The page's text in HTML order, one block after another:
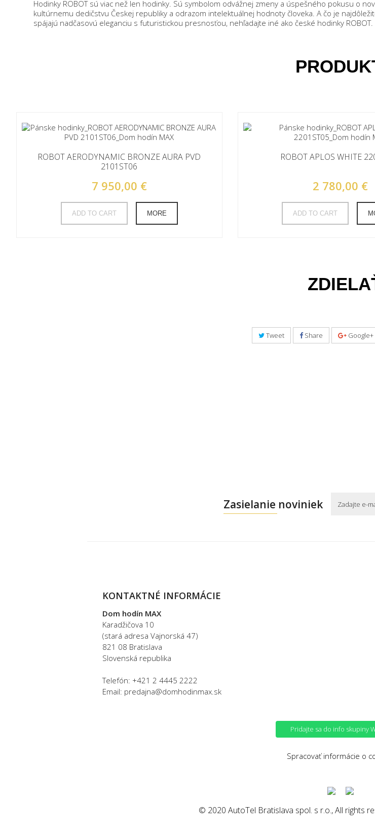
Hodinky ROBOT sú viac než len hodinky. Sú symbolom odvážnej zmeny a úspešného pokusu o
kultúrnemu dedičstvu Českej republiky a odrazom intelektuálnej hodnoty človeka. A čo je
spájajú nadčasovú eleganciu s futuristickou presnosťou, nehľadajte iné ako české hodinky ROBOT.
ROBOT AERODYNAMIC BRONZE AURA PVD
2101ST06
7 950,00 €
ADD TO CART MORE
ROBOT APLOS WHITE
2 780,00 €
ADD TO CART
Tweet Share Google+
Zasielanie noviniek
KONTAKTNÉ INFORMÁCIE
Dom hodín MAX
Karadžičova 10
(stará adresa Vajnorská 47)
821 08 Bratislava
Slovenská republika
Telefón: +421 2 4445 2222
Email: predajna@domhodinmax.sk
Pridajte sa do info skupiny
Spracovať informácie o
© 2020 AutoTel Bratislava spol. s r.o., All rights